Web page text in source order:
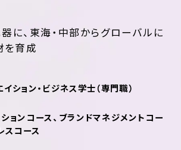
に、東海・中部からグローバルに
を育成
ション・ビジネス学士（専門職）
ョンコース、ブランドマネジメントコー
スコース